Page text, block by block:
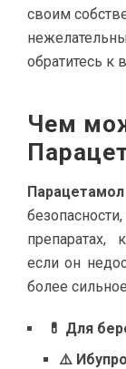
своим
обратитесь к
Чем
Парацетамол
препаратах,
если он
более
💊 Для
⚠️